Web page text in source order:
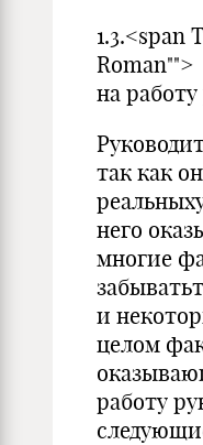
1.3.<span
на
так как
него
многие
и
целом
работу